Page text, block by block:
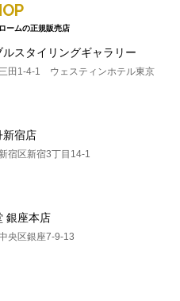
ームの正規販売店
ルスタイリングギャラリー
田1-4-1 ウェスティンホテル東京
新宿店
宿区新宿3丁目14-1
銀座本店
央区銀座7-9-13